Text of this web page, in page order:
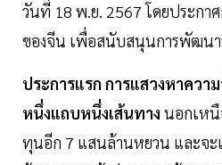
วันที่ 18 พ.ย. 2567 โดยประกา
ของจีน เพื่อสนับสนุนการพัฒนา
ประการแรก การแสวงหาคว
หนึ่งแถบหนึ่งเส้นทาง นอกเหนื
ทุนอีก 7 แสนล้านหยวน และจ